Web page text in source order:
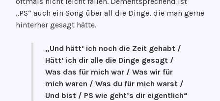
„PS“ auch ein Song über all die Dinge, die man gerne
hinterher gesagt hätte.
„Und hätt‘ ich noch die Zeit gehabt /
Hätt‘ ich dir alle die Dinge gesagt /
Was das für mich war / Was wir für
mich waren / Was du für mich warst /
Und bist / PS wie geht’s dir eigentlich“